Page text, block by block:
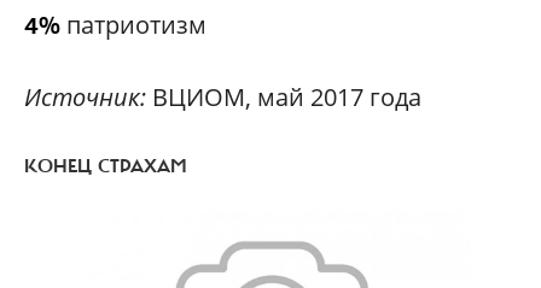
4% патриотизм
Источник: ВЦИОМ, май 2017 года
КОНЕЦ СТРАХАМ